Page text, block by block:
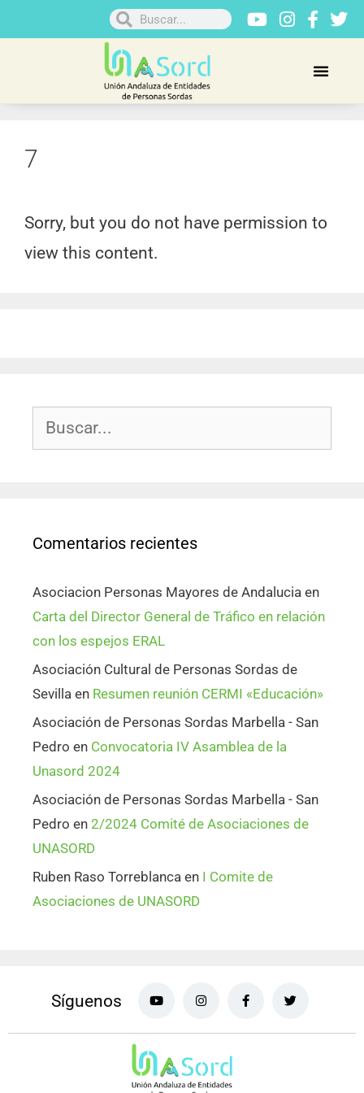
7
Sorry, but you do not have permission to
view this content.
Comentarios recientes
Asociacion Personas Mayores de Andalucia en
Carta del Director General de Tráfico en relación
con los espejos ERAL
Asociación Cultural de Personas Sordas de
Sevilla en Resumen reunión CERMI «Educación»
Asociación de Personas Sordas Marbella - San
Pedro en Convocatoria IV Asamblea de la
Unasord 2024
Asociación de Personas Sordas Marbella - San
Pedro en 2/2024 Comité de Asociaciones de
UNASORD
Ruben Raso Torreblanca en I Comite de
Asociaciones de UNASORD
Síguenos